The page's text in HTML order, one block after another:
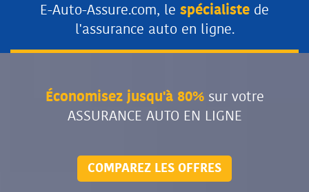
E-Auto-Assure.com, le spécialiste de
l'assurance auto en ligne.
Économisez jusqu'à 80% sur votre
ASSURANCE AUTO EN LIGNE
COMPAREZ LES OFFRES